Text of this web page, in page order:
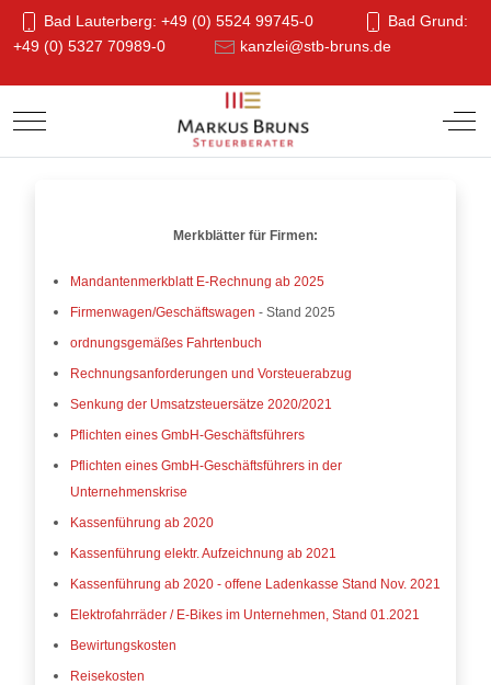
Bad Lauterberg: +49 (0) 5524 99745-0
Bad Grund:
+49 (0) 5327 70989-0
kanzlei@stb-bruns.de
Mobile Menu Toggle Off-
Merkblätter für Firmen:
Mandantenmerkblatt E-Rechnung ab 2025
Firmenwagen/Geschäftswagen - Stand 2025
ordnungsgemäßes Fahrtenbuch
Rechnungsanforderungen und Vorsteuerabzug
Senkung der Umsatzsteuersätze 2020/2021
Pflichten eines GmbH-Geschäftsführers
Pflichten eines GmbH-Geschäftsführers in der
Unternehmenskrise
Kassenführung ab 2020
Kassenführung elektr. Aufzeichnung ab 2021
Kassenführung ab 2020 - offene Ladenkasse Stand Nov. 2021
Elektrofahrräder / E-Bikes im Unternehmen, Stand 01.2021
Bewirtungskosten
Reisekosten